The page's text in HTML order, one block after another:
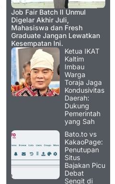
Job Fair Batch II Unmul
Digelar Akhir Juli,
Mahasiswa dan Fresh
Graduate Jangan Lewatkan
Kesempatan Ini.
Ketua IKAT
Kaltim
Imbau
Warga
Toraja Jaga
Kondusivitas
Daerah:
Dukung
Pemerintah
yang Sah
Bato.to vs
KakaoPage:
Penutupan
Situs
Bajakan Picu
Debat
Sengit di